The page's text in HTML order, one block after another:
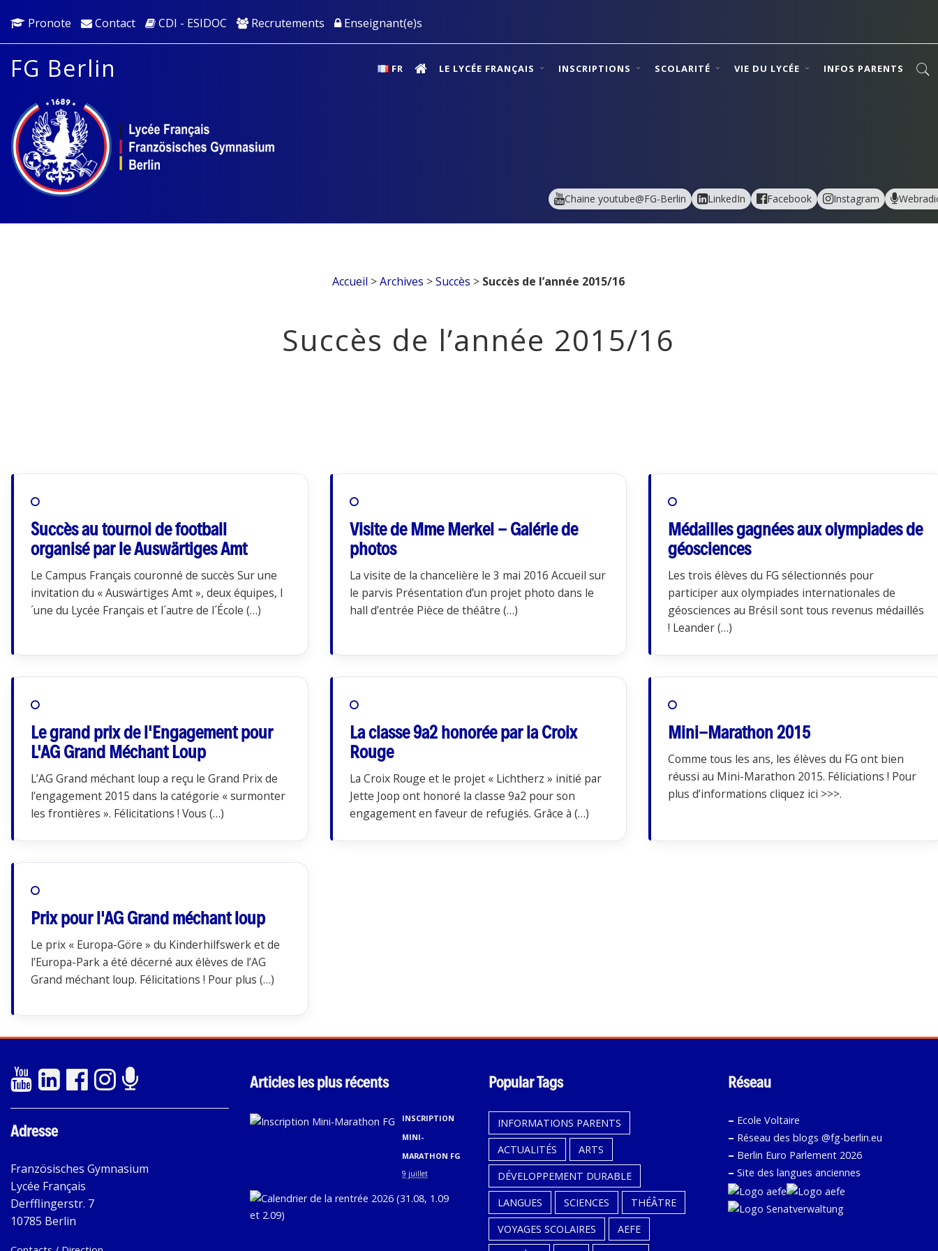
Pronote Contact CDI - ESIDOC Recrutements Enseignant(e)s
FG Berlin FR LE LYCÉE FRANÇAIS INSCRIPTIONS SCOLARITÉ VIE DU LYCÉE INFOS PARENTS
Chaine youtube@FG-Berlin LinkedIn Facebook Instagram
Accueil >Archives >Succès > Succès de l’année 2015/16
Succès de l’année 2015/16
Succès au tournoi de football
organisé par le Auswärtiges Amt
Le Campus Français couronné de succès Sur une
invitation du « Auswärtiges Amt », deux équipes, l
´une du Lycée Français et l´autre de l´École (…)
Visite de Mme Merkel - Galérie de
photos
La visite de la chancelière le 3 mai 2016 Accueil sur
le parvis Présentation d’un projet photo dans le
hall d’entrée Pièce de théâtre (…)
Médailles gagnées aux olympiades de
géosciences
Les trois élèves du FG sélectionnés pour
participer aux olympiades internationales de
géosciences au Brésil sont tous revenus médaillés
! Leander (…)
Le grand prix de l'Engagement pour
L'AG Grand Méchant Loup
L’AG Grand méchant loup a reçu le Grand Prix de
l’engagement 2015 dans la catégorie « surmonter
les frontières ». Félicitations ! Vous (…)
La classe 9a2 honorée par la Croix
Rouge
La Croix Rouge et le projet « Lichtherz » initié par
Jette Joop ont honoré la classe 9a2 pour son
engagement en faveur de refugiés. Grâce à (…)
Mini-Marathon 2015
Comme tous les ans, les élèves du FG ont bien
réussi au Mini-Marathon 2015. Féliciations ! Pour
plus d’informations cliquez ici >>>.
Prix pour l'AG Grand méchant loup
Le prix « Europa-Göre » du Kinderhilfswerk et de
l’Europa-Park a été décerné aux élèves de l’AG
Grand méchant loup. Félicitations ! Pour plus (…)
Adresse
Französisches Gymnasium
Lycée Français
Derfflingerstr. 7
10785 Berlin
Articles les plus récents
INSCRIPTION
MINI-
MARATHON FG
9 juillet
CALENDRIER
Popular Tags
INFORMATIONS PARENTS
ACTUALITÉS
ARTS
DÉVELOPPEMENT DURABLE
LANGUES
SCIENCES
THÉÂTRE
VOYAGES SCOLAIRES
AEFE
Réseau
– Ecole Voltaire
– Réseau des blogs @fg-berlin.eu
– Berlin Euro Parlement 2026
– Site des langues anciennes